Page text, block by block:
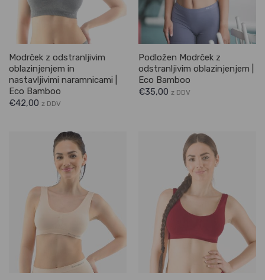
Modrček z odstranljivim
oblazinjenjem in
nastavljivimi naramnicami |
Eco Bamboo
€42,00 z DDV
Podložen Modrček z
odstranljivim oblazinjenjem |
Eco Bamboo
€35,00 z DDV